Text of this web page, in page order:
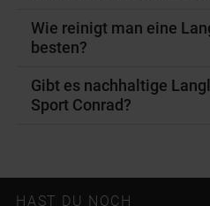
Wie reinigt man eine
besten?
Gibt es nachhaltige
Sport Conrad?
HAST DU NOCH